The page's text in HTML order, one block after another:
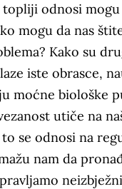
topliji odnosi mogu
mogu da nas
Kako su
iste obrasce,
moćne biološke
utiče na
se odnosi na
nam da